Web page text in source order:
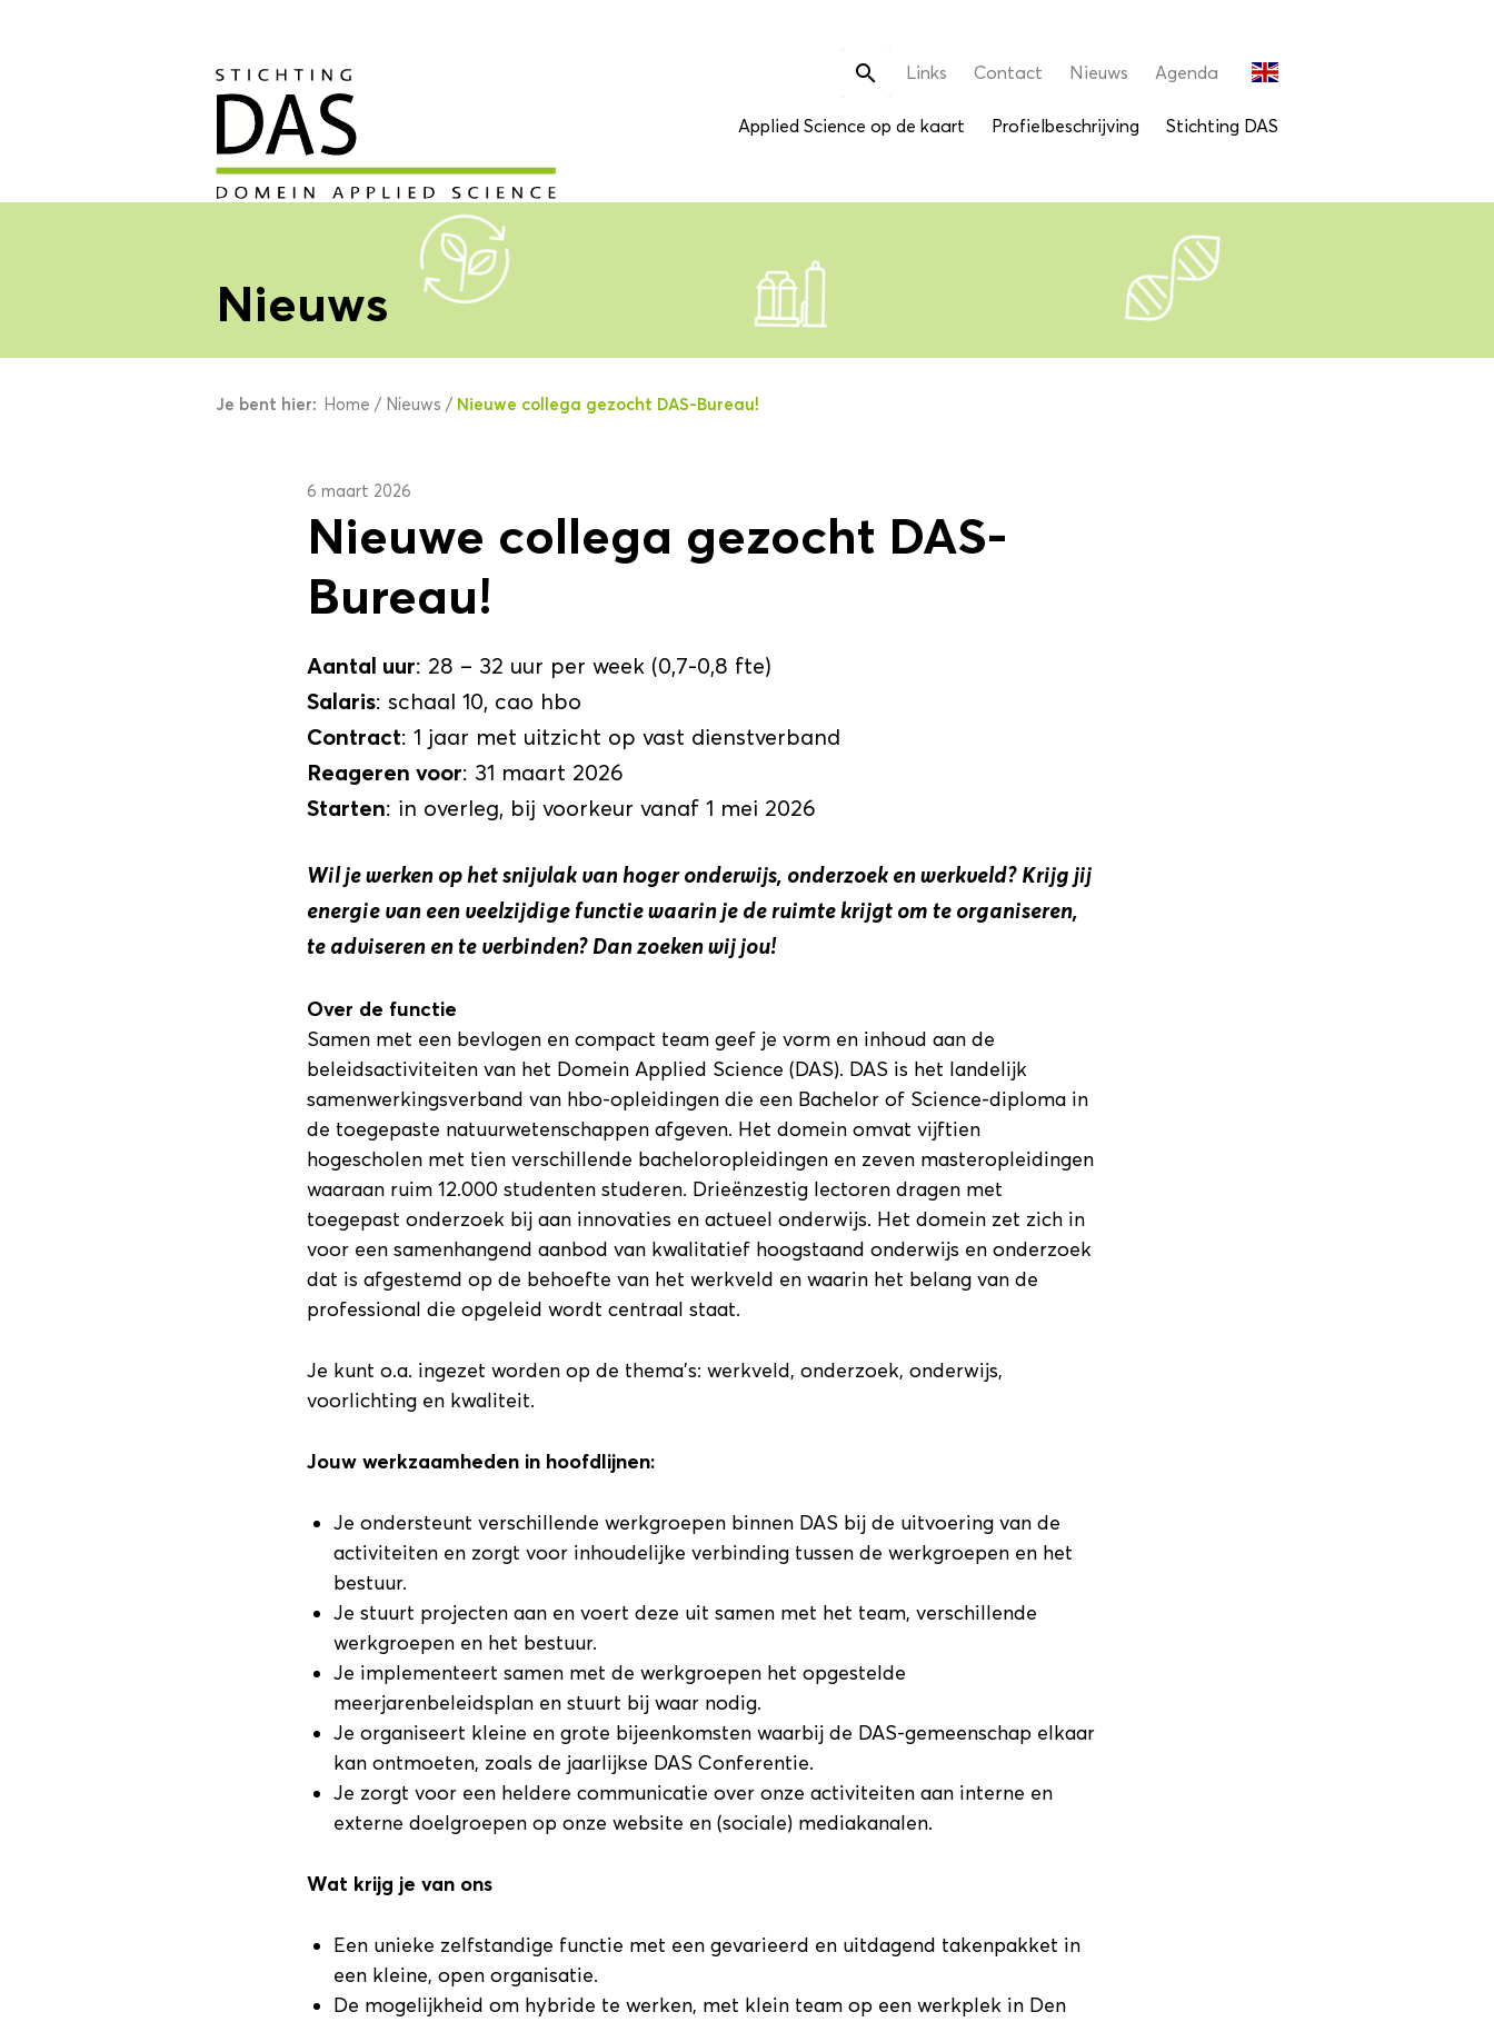
Zoek
naar:
 Links Contact Nieuws Agenda
Applied Science op de kaart Profielbeschrijving Stichting DAS
Nieuws
Je bent hier: Home / Nieuws / Nieuwe collega gezocht DAS-Bureau!
6 maart 2026
Nieuwe collega gezocht DAS-
Bureau!
Aantal uur: 28 – 32 uur per week (0,7-0,8 fte)
Salaris: schaal 10, cao hbo
Contract: 1 jaar met uitzicht op vast dienstverband
Reageren voor: 31 maart 2026
Starten: in overleg, bij voorkeur vanaf 1 mei 2026
Wil je werken op het snijvlak van hoger onderwijs, onderzoek en werkveld? Krijg jij
energie van een veelzijdige functie waarin je de ruimte krijgt om te organiseren,
te adviseren en te verbinden? Dan zoeken wij jou!
Over de functie
Samen met een bevlogen en compact team geef je vorm en inhoud aan de
beleidsactiviteiten van het Domein Applied Science (DAS). DAS is het landelijk
samenwerkingsverband van hbo-opleidingen die een Bachelor of Science-diploma in
de toegepaste natuurwetenschappen afgeven. Het domein omvat vijftien
hogescholen met tien verschillende bacheloropleidingen en zeven masteropleidingen
waaraan ruim 12.000 studenten studeren. Drieënzestig lectoren dragen met
toegepast onderzoek bij aan innovaties en actueel onderwijs. Het domein zet zich in
voor een samenhangend aanbod van kwalitatief hoogstaand onderwijs en onderzoek
dat is afgestemd op de behoefte van het werkveld en waarin het belang van de
professional die opgeleid wordt centraal staat.
Je kunt o.a. ingezet worden op de thema’s: werkveld, onderzoek, onderwijs,
voorlichting en kwaliteit.
Jouw werkzaamheden in hoofdlijnen:
Je ondersteunt verschillende werkgroepen binnen DAS bij de uitvoering van de
activiteiten en zorgt voor inhoudelijke verbinding tussen de werkgroepen en het
bestuur.
Je stuurt projecten aan en voert deze uit samen met het team, verschillende
werkgroepen en het bestuur.
Je implementeert samen met de werkgroepen het opgestelde
meerjarenbeleidsplan en stuurt bij waar nodig.
Je organiseert kleine en grote bijeenkomsten waarbij de DAS-gemeenschap elkaar
kan ontmoeten, zoals de jaarlijkse DAS Conferentie.
Je zorgt voor een heldere communicatie over onze activiteiten aan interne en
externe doelgroepen op onze website en (sociale) mediakanalen.
Wat krijg je van ons
Een unieke zelfstandige functie met een gevarieerd en uitdagend takenpakket in
een kleine, open organisatie.
De mogelijkheid om hybride te werken, met klein team op een werkplek in Den